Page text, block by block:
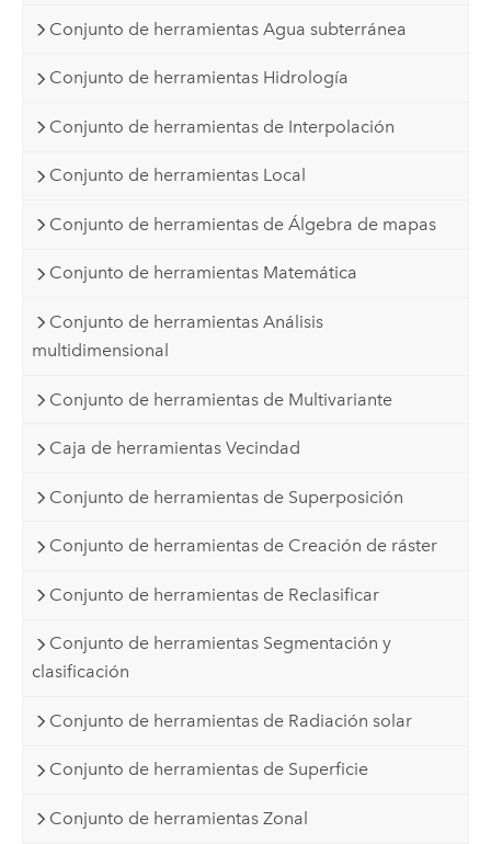
Conjunto de herramientas Agua subterránea
Conjunto de herramientas Hidrología
Conjunto de herramientas de Interpolación
Conjunto de herramientas Local
Conjunto de herramientas de Álgebra de mapas
Conjunto de herramientas Matemática
Conjunto de herramientas Análisis
multidimensional
Conjunto de herramientas de Multivariante
Caja de herramientas Vecindad
Conjunto de herramientas de Superposición
Conjunto de herramientas de Creación de ráster
Conjunto de herramientas de Reclasificar
Conjunto de herramientas Segmentación y
clasificación
Conjunto de herramientas de Radiación solar
Conjunto de herramientas de Superficie
Conjunto de herramientas Zonal